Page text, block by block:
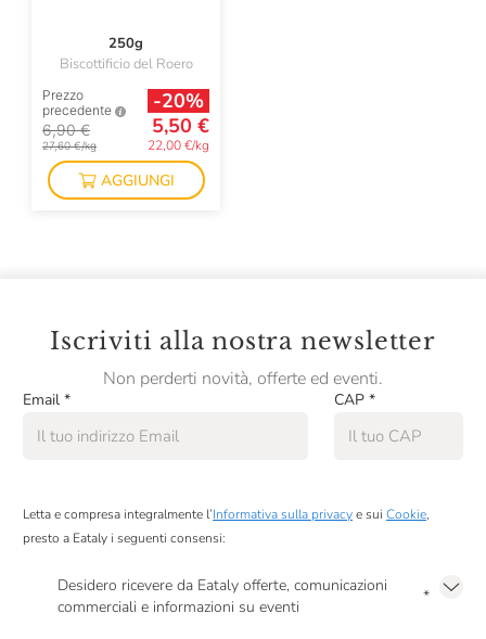
250g
Biscottificio del Roero
Prezzo
precedente
6,90 €
27,60 €/kg
-20%
5,50 €
22,00 €/kg
AGGIUNGI
Iscriviti alla nostra newsletter
Non perderti novità, offerte ed eventi.
Email * CAP *
Letta e compresa integralmente l’Informativa sulla privacye sui Cookie,
presto a Eataly i seguenti consensi:
Desidero ricevere da Eataly offerte, comunicazioni
commerciali e informazioni su eventi
*